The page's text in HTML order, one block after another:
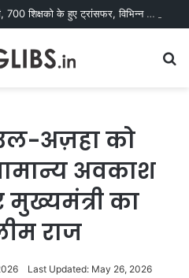
शिक्षा विभाग की तबादला सूची जारी, 700 शिक्षको के हुए ट्रांसफर, विभिन्न कारणों से 400 नाम रुके
अज़हा को
अवकाश
का
राज
Last Updated: May 26, 2026